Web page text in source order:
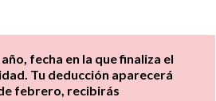
fecha en la que finaliza el
Tu deducción aparecerá
febrero, recibirás